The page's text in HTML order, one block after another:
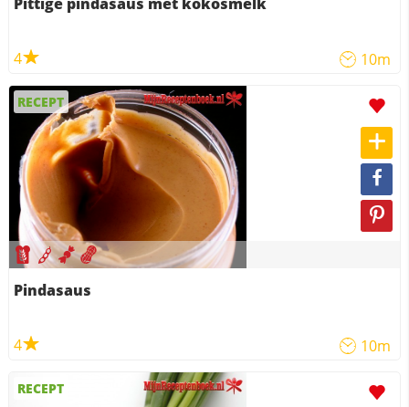
4 10m
RECEPT
Pindasaus
4 10m
RECEPT